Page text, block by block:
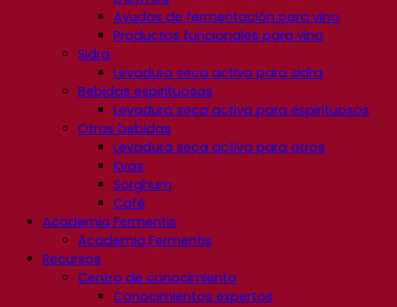
Ayudas de fermentación para vino
Productos funcionales para vino
Sidra
Levadura seca activa para sidra
Bebidas espirituosas
Levadura seca activa para espirituosos
Otras bebidas
Levadura seca activa para otros
Kvas
Sorghum
Café
Academia Fermentis
Academia Fermentis
Recursos
Centro de conocimiento
Conocimientos expertos